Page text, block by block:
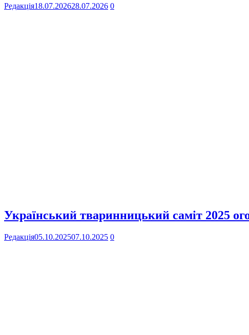
Редакція18.07.202628.07.2026 0
Український тваринницький саміт 2025
Редакція05.10.202507.10.2025 0